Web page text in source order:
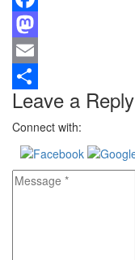
Facebook
Mastodon
Email
Share
Leave a Reply
Connect with: